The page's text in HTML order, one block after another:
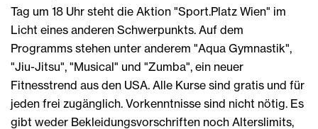
Tag um 18 Uhr steht die Aktion "Sport.Platz Wien" im
Licht eines anderen Schwerpunkts. Auf dem
Programms stehen unter anderem "Aqua Gymnastik",
"Jiu-Jitsu", "Musical" und "Zumba", ein neuer
Fitnesstrend aus den USA. Alle Kurse sind gratis und für
jeden frei zugänglich. Vorkenntnisse sind nicht nötig. Es
gibt weder Bekleidungsvorschriften noch Alterslimits,